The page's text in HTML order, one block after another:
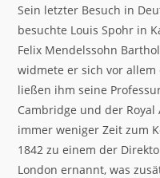
Sein letzter Besuch in
besuchte Louis Spohr in
Felix Mendelssohn
widmete er sich vor
ließen ihm seine
Cambridge und der
immer weniger Zeit zum
1842 zu einem der
London ernannt, was